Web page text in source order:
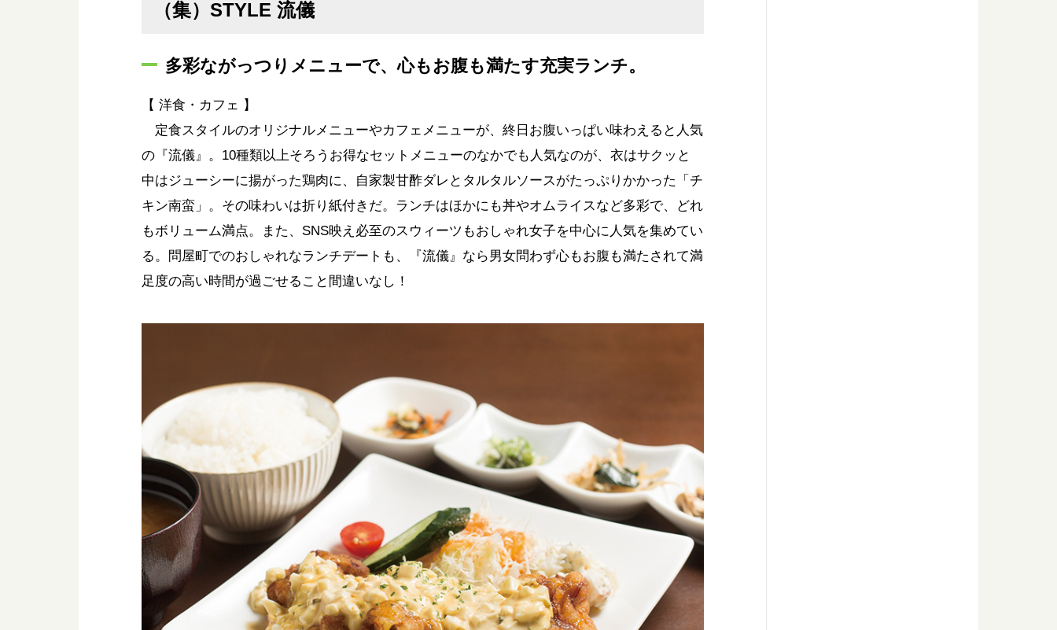
（集）STYLE 流儀
多彩ながっつりメニューで、心もお腹も満たす充実ランチ。
【 洋食・カフェ 】
定食スタイルのオリジナルメニューやカフェメニューが、終日お腹いっぱい味わえると人気
の『流儀』。10種類以上そろうお得なセットメニューのなかでも人気なのが、衣はサクッと
中はジューシーに揚がった鶏肉に、自家製甘酢ダレとタルタルソースがたっぷりかかった「チ
キン南蛮」。その味わいは折り紙付きだ。ランチはほかにも丼やオムライスなど多彩で、どれ
もボリューム満点。また、SNS映え必至のスウィーツもおしゃれ女子を中心に人気を集めてい
る。問屋町でのおしゃれなランチデートも、『流儀』なら男女問わず心もお腹も満たされて満
足度の高い時間が過ごせること間違いなし！